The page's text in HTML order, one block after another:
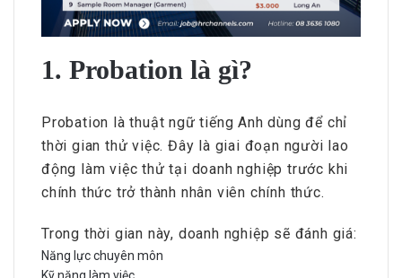
1. Probation là gì?
Probation là thuật ngữ tiếng Anh dùng để chỉ
thời gian thử việc. Đây là giai đoạn người lao
động làm việc thử tại doanh nghiệp trước khi
chính thức trở thành nhân viên chính thức.
Trong thời gian này, doanh nghiệp sẽ đánh giá:
Năng lực chuyên môn